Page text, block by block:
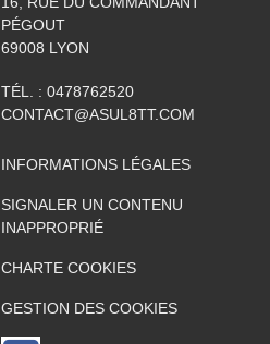
PÉGOUT
69008 LYON
TÉL. : 0478762520
CONTACT@ASUL8TT.COM
INFORMATIONS LÉGALES
SIGNALER UN CONTENU
INAPPROPRIÉ
CHARTE COOKIES
GESTION DES COOKIES